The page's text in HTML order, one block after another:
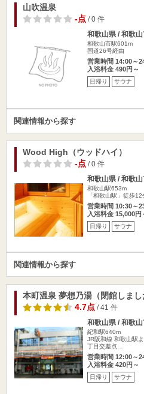
山吹温泉
-点 / 0 件
和歌山県 / 和歌
和歌山市駅601m
国道26号経由
営業時間 14:00～
入浴料金 490円～
日帰り サウナ
関連情報から探す
Wood High（ウッドハイ）
-点 / 0 件
和歌山県 / 和歌
和歌山駅653m
「和歌山駅」徒歩12
営業時間 10:30～
入浴料金 15,000円
日帰り サウナ
関連情報から探す
本町温泉 夢想乃湯（閉館しまし
4.7点 / 41 件
和歌山県 / 和歌
紀和駅640m
JR阪和線 和歌山駅
丁目交差点…
営業時間 12:00～
入浴料金 420円～
日帰り サウナ